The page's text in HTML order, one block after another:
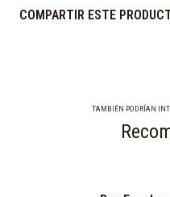
COMPARTIR ESTE
TAMBIÉN PODRÍAN